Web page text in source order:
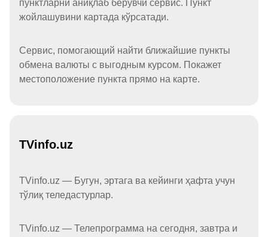
пунктларни аниқлаб берувчи сервис. Пункт
жойлашувини картада кўрсатади.
Сервис, помогающий найти ближайшие пункты
обмена валюты с выгодным курсом. Покажет
местоположение пункта прямо на карте.
TVinfo.uz
TVinfo.uz — Бугун, эртага ва кейинги ҳафта учун
тўлиқ теледастурлар.
TVinfo.uz — Телепрограмма на сегодня, завтра и